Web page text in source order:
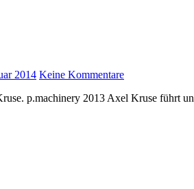
2014 Keine Kommentare
p.machinery 2013 Axel Kruse